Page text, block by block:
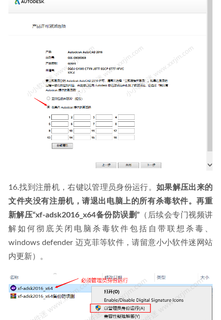
16.找到注册机，右键以管理员身份运行。 如果解压出来的
文件夹没有注册机，请退出电脑上的所有杀毒软件。再重
新解压“xf-adsk2016_x64备份防误删” （后续会专门视频讲
解如何彻底关闭电脑杀毒软件包括自带联想杀毒、
windows defender 迈克菲等软件，请留意小小软件迷网站
内更新）。